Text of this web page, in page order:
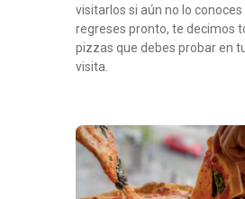
visitarlos si aún no lo conoces
regreses pronto, te decimos
pizzas que debes probar en
visita.